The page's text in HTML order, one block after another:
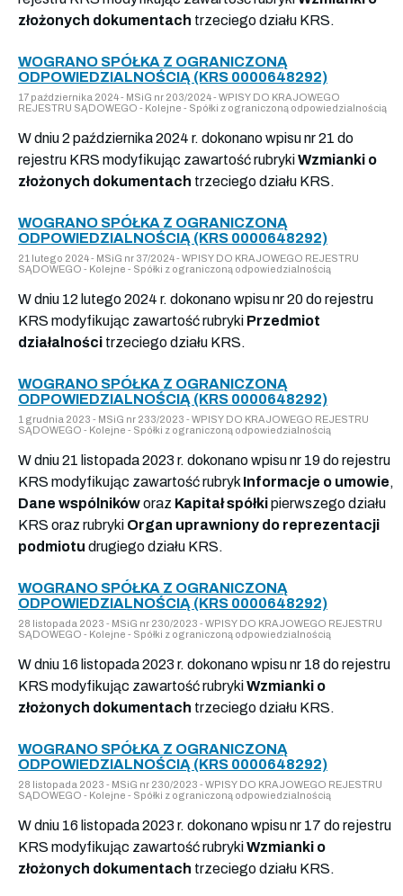
złożonych dokumentach trzeciego działu KRS.
WOGRANO SPÓŁKA Z OGRANICZONĄ
ODPOWIEDZIALNOŚCIĄ (KRS 0000648292)
17 października 2024 - MSiG nr 203/2024 - WPISY DO KRAJOWEGO
REJESTRU SĄDOWEGO - Kolejne - Spółki z ograniczoną odpowiedzialnością
W dniu 2 października 2024 r. dokonano wpisu nr 21 do
rejestru KRS modyfikując zawartość rubrykiWzmianki o
złożonych dokumentach trzeciego działu KRS.
WOGRANO SPÓŁKA Z OGRANICZONĄ
ODPOWIEDZIALNOŚCIĄ (KRS 0000648292)
21 lutego 2024 - MSiG nr 37/2024 - WPISY DO KRAJOWEGO REJESTRU
SĄDOWEGO - Kolejne - Spółki z ograniczoną odpowiedzialnością
W dniu 12 lutego 2024 r. dokonano wpisu nr 20 do rejestru
KRS modyfikując zawartość rubryki Przedmiot
działalności trzeciego działu KRS.
WOGRANO SPÓŁKA Z OGRANICZONĄ
ODPOWIEDZIALNOŚCIĄ (KRS 0000648292)
1 grudnia 2023 - MSiG nr 233/2023 - WPISY DO KRAJOWEGO REJESTRU
SĄDOWEGO - Kolejne - Spółki z ograniczoną odpowiedzialnością
W dniu 21 listopada 2023 r. dokonano wpisu nr 19 do rejestru
KRS modyfikując zawartość rubryk Informacje o umowie,
Dane wspólnikóworaz Kapitał spółkipierwszego działu
KRS oraz rubryki Organ uprawniony do reprezentacji
podmiotu drugiego działu KRS.
WOGRANO SPÓŁKA Z OGRANICZONĄ
ODPOWIEDZIALNOŚCIĄ (KRS 0000648292)
28 listopada 2023 - MSiG nr 230/2023 - WPISY DO KRAJOWEGO REJESTRU
SĄDOWEGO - Kolejne - Spółki z ograniczoną odpowiedzialnością
W dniu 16 listopada 2023 r. dokonano wpisu nr 18 do rejestru
KRS modyfikując zawartość rubrykiWzmianki o
złożonych dokumentach trzeciego działu KRS.
WOGRANO SPÓŁKA Z OGRANICZONĄ
ODPOWIEDZIALNOŚCIĄ (KRS 0000648292)
28 listopada 2023 - MSiG nr 230/2023 - WPISY DO KRAJOWEGO REJESTRU
SĄDOWEGO - Kolejne - Spółki z ograniczoną odpowiedzialnością
W dniu 16 listopada 2023 r. dokonano wpisu nr 17 do rejestru
KRS modyfikując zawartość rubrykiWzmianki o
złożonych dokumentach trzeciego działu KRS.